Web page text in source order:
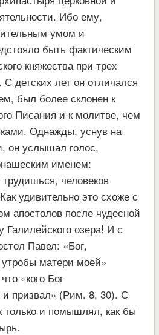
Ибо ему,
умом и
быть фактическим
княжества при трех
С детских лет он отличался
был более склонен к
Писания и к молитве, чем
Однажды, уснув на
он услышал голос,
именем:
человеков
удивительно это схоже с
апостолов после чудесной
Галилейского озера! И с
Павел: «Бог,
матери моей»
«кого Бог
и призвал» (Рим. 8, 30). С
только и помышлял, как бы